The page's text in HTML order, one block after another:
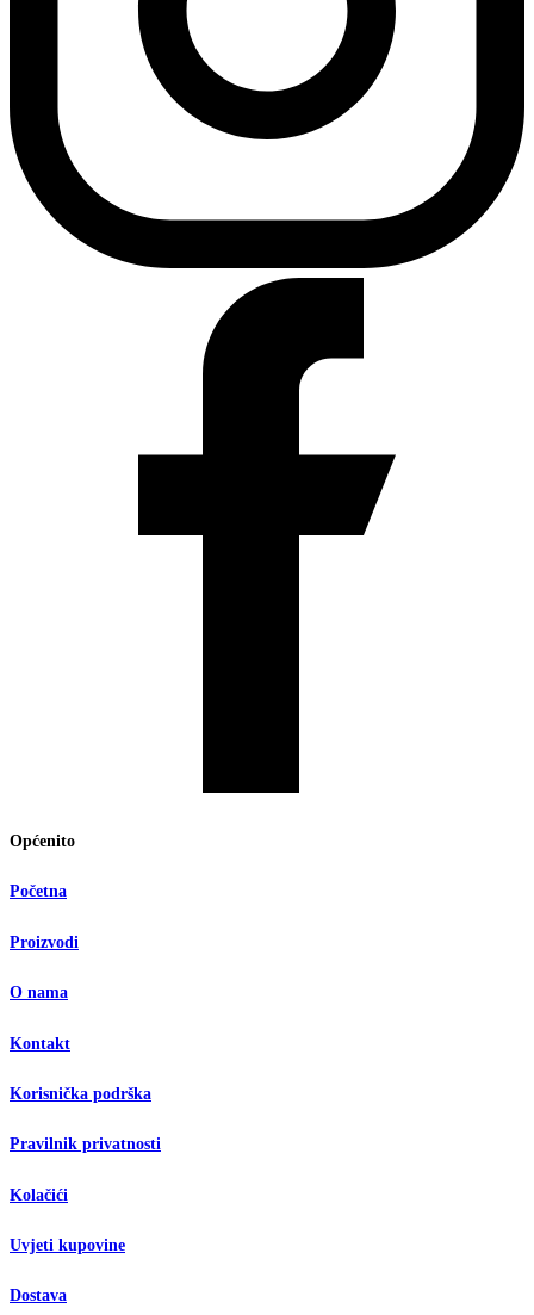
Općenito
Početna
Proizvodi
O nama
Kontakt
Korisnička podrška
Pravilnik privatnosti
Kolačići
Uvjeti kupovine
Dostava